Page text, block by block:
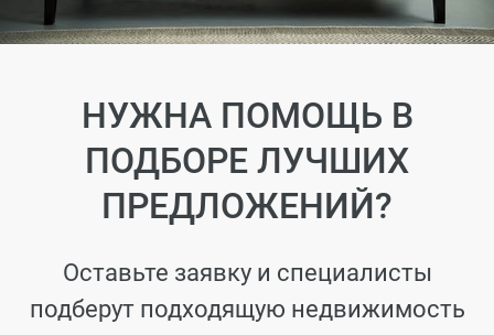
НУЖНА ПОМОЩЬ В
ПОДБОРЕ ЛУЧШИХ
ПРЕДЛОЖЕНИЙ?
Оставьте заявку и специалисты
подберут подходящую недвижимость